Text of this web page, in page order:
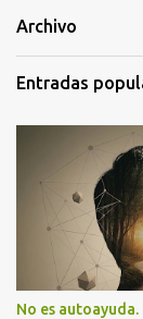
Archivo
Entradas
No es